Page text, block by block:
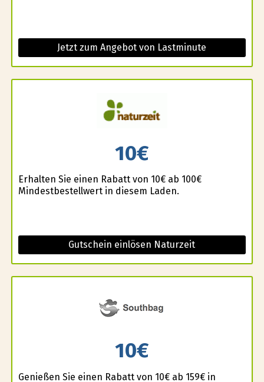
Jetzt zum Angebot von Lastminute
10€
Erhalten Sie einen Rabatt von 10€ ab 100€
Mindestbestellwert in diesem Laden.
Gutschein einlösen Naturzeit
10€
Genießen Sie einen Rabatt von 10€ ab 159€ in